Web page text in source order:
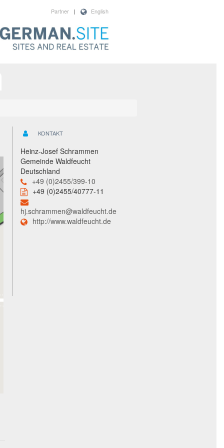
English
|
Partner
KONTAKT
Heinz-Josef Schrammen
Gemeinde Waldfeucht
Deutschland
+49 (0)2455/399-10
+49 (0)2455/40777-11
hj.schrammen@waldfeucht.de
http://www.waldfeucht.de